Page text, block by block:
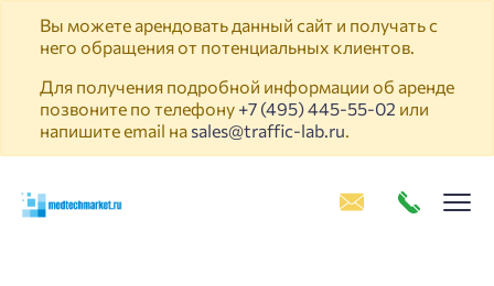
Вы можете арендовать данный сайт и получать с
него обращения от потенциальных клиентов.
Для получения подробной информации об аренде
позвоните по телефону +7 (495) 445-55-02 или
напишите email на sales@traffic-lab.ru.